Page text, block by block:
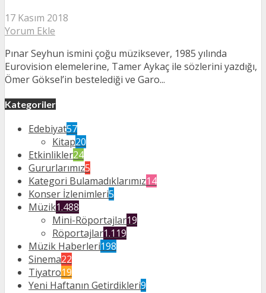
17 Kasım 2018
Yorum Ekle
Pınar Seyhun ismini çoğu müziksever, 1985 yılında
Eurovision elemelerine, Tamer Aykaç ile sözlerini yazdığı,
Ömer Göksel’in bestelediği ve Garo...
Kategoriler
Edebiyat57
Kitap20
Etkinlikler24
Gururlarımız5
Kategori Bulamadıklarımız14
Konser İzlenimleri5
Müzik1.488
Mini-Röportajlar19
Röportajlar1.119
Müzik Haberleri198
Sinema22
Tiyatro19
Yeni Haftanın Getirdikleri9